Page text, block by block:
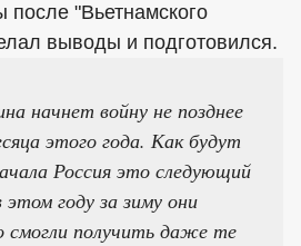
"Вьетнамского
выводы и подготовился.
начнет войну не позднее
этого года. Как будут
Россия это следующий
году за зиму они
получить даже те